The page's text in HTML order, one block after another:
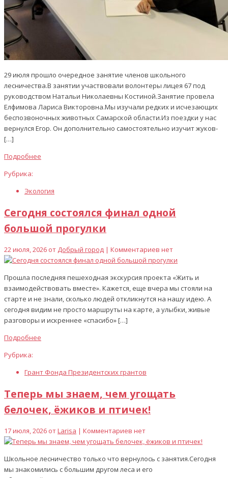
29 июля прошло очередное занятие членов школьного
лесничества.В занятии участвовали волонтеры лицея 67 под
руководством Натальи Николаевны Костиной.Занятие провела
Елфимова Лариса Викторовна.Мы изучали редких и исчезающих
беспозвоночных животных Самарской области.Из поездки у нас
вернулся Егор. Он дополнительно самостоятельно изучит жуков-
[…]
Подробнее
Рубрика:
Экология
Сегодня состоялся финал одной
большой прогулки
22 июля, 2026 от Добрый город | Комментариев нет
Прошла последняя пешеходная экскурсия проекта «Жить и
взаимодействовать вместе». Кажется, еще вчера мы стояли на
старте и не знали, сколько людей откликнутся на нашу идею. А
сегодня видим не просто маршруты на карте, а улыбки, живые
разговоры и искреннее «спасибо» […]
Подробнее
Рубрика:
Грант Фонда Президентских грантов
Теперь мы знаем, чем угощать
белочек, ёжиков и птичек!
17 июля, 2026 отLarisa | Комментариев нет
Школьное лесничество только что вернулось с занятия.Сегодня
мы знакомились с большим другом леса и его